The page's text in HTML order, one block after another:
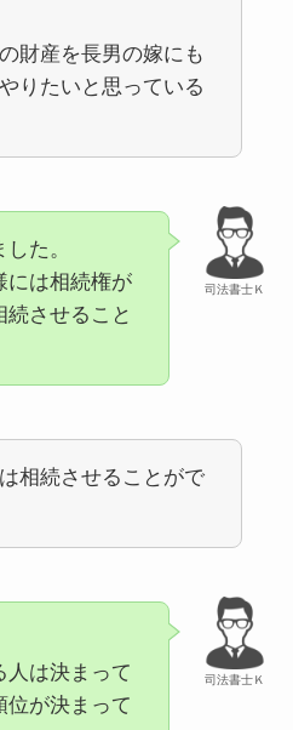
財産を長男の嫁にも
りたいと思っている
司法書士Ｋ
た。
には相続権が
続させること
相続させることがで
司法書士Ｋ
人は決まって
位が決まって